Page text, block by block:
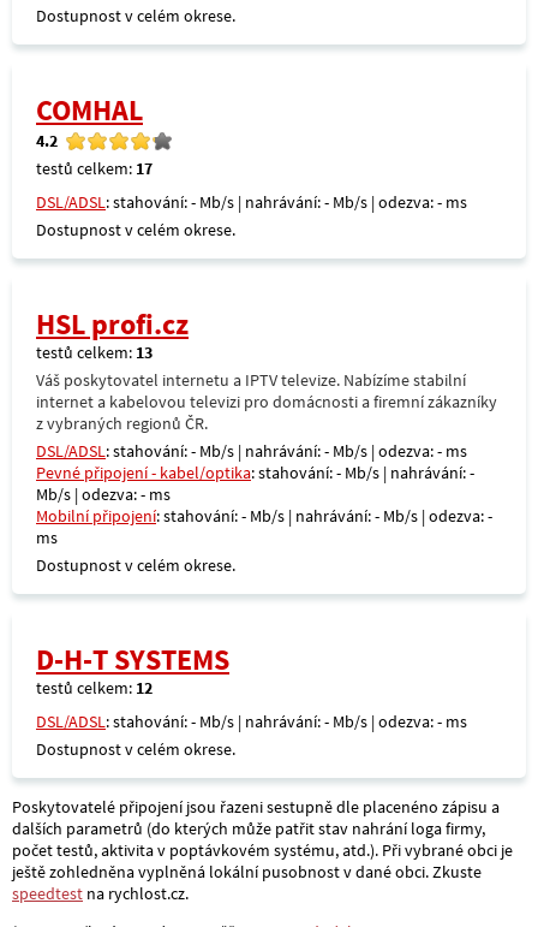
Dostupnost v celém okrese.
COMHAL
4.2
testů celkem: 17
DSL/ADSL: stahování: - Mb/s | nahrávání: - Mb/s | odezva: - ms
Dostupnost v celém okrese.
HSL profi.cz
testů celkem: 13
Váš poskytovatel internetu a IPTV televize. Nabízíme stabilní
internet a kabelovou televizi pro domácnosti a firemní zákazníky
z vybraných regionů ČR.
DSL/ADSL: stahování: - Mb/s | nahrávání: - Mb/s | odezva: - ms
Pevné připojení - kabel/optika: stahování: - Mb/s | nahrávání: -
Mb/s | odezva: - ms
Mobilní připojení: stahování: - Mb/s | nahrávání: - Mb/s | odezva: -
ms
Dostupnost v celém okrese.
D-H-T SYSTEMS
testů celkem: 12
DSL/ADSL: stahování: - Mb/s | nahrávání: - Mb/s | odezva: - ms
Dostupnost v celém okrese.
Poskytovatelé připojení jsou řazeni sestupně dle placenéno zápisu a
dalších parametrů (do kterých může patřit stav nahrání loga firmy,
počet testů, aktivita v poptávkovém systému, atd.). Při vybrané obci je
ještě zohledněna vyplněná lokální pusobnost v dané obci. Zkuste
speedtest na rychlost.cz.